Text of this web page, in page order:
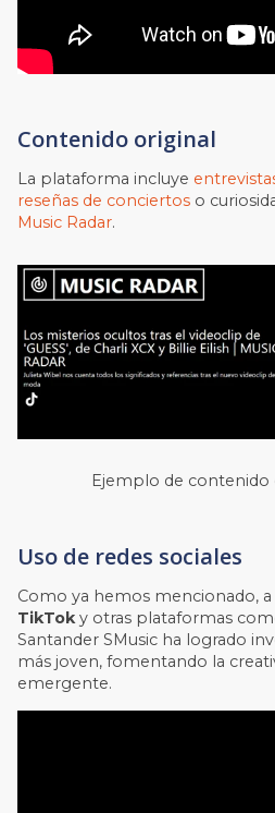
Contenido original
La plataforma incluye
reseñas de conciertos o
Music Radar.
Ejemplo de contenido
Uso de redes sociales
Como ya hemos mencionado,
TikToky otras plataformas
Santander SMusic ha logrado
más joven, fomentando la
emergente.